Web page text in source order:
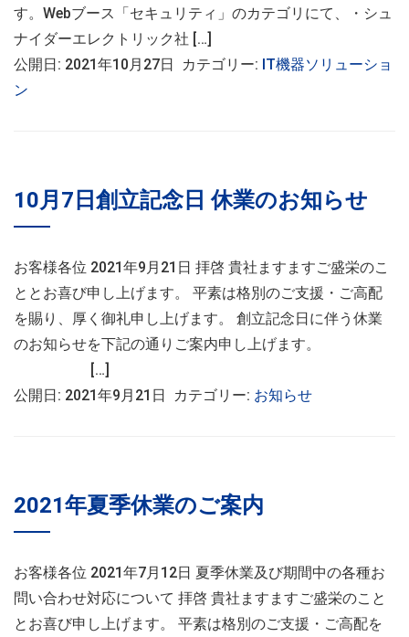
す。Webブース「セキュリティ」のカテゴリにて、・シュ
ナイダーエレクトリック社 […]
公開日: 2021年10月27日 カテゴリー: IT機器ソリューショ
ン
10月7日創立記念日 休業のお知らせ
お客様各位 2021年9月21日 拝啓 貴社ますますご盛栄のこ
ととお喜び申し上げます。 平素は格別のご支援・ご高配
を賜り、厚く御礼申し上げます。 創立記念日に伴う休業
のお知らせを下記の通りご案内申し上げます。
[…]
公開日: 2021年9月21日 カテゴリー: お知らせ
2021年夏季休業のご案内
お客様各位 2021年7月12日 夏季休業及び期間中の各種お
問い合わせ対応について 拝啓 貴社ますますご盛栄のこと
とお喜び申し上げます。 平素は格別のご支援・ご高配を